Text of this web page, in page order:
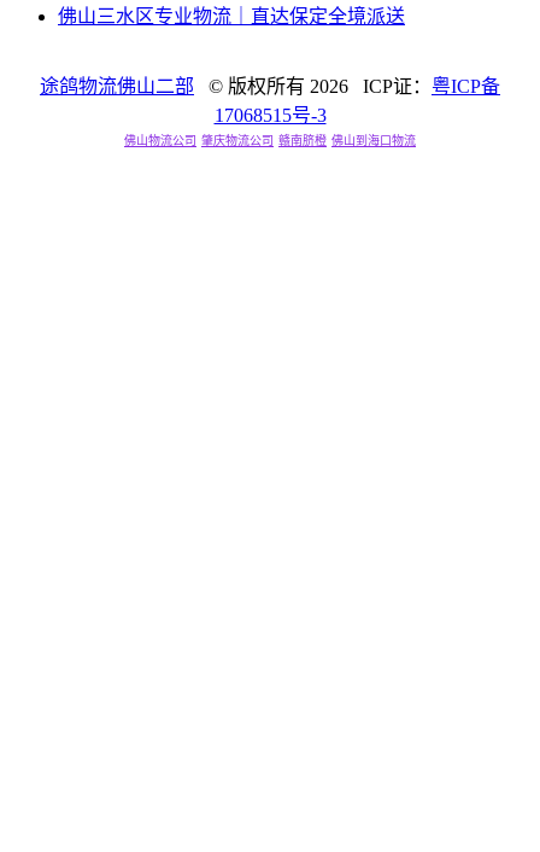
佛山三水区专业物流｜直达保定全境派送
途鸽物流佛山二部 © 版权所有 2026 ICP证： 粤ICP备
17068515号-3
佛山物流公司 肇庆物流公司 赣南脐橙 佛山到海口物流